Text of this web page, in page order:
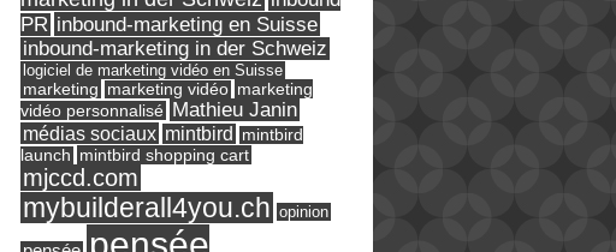
PR inbound-marketing en Suisse
inbound-marketing in der Schweiz
logiciel de marketing vidéo en Suisse
marketing marketing vidéo marketing
vidéo personnalisé Mathieu Janin
médias sociaux mintbird
mintbird
launch mintbird shopping cart
mjccd.com
mybuilderall4you.ch opinion
pensée